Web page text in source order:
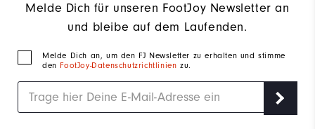
Melde Dich für unseren FootJoy Newsletter an
und bleibe auf dem Laufenden.
Melde Dich an, um den FJ Newsletter zu erhalten und stimme
den FootJoy-Datenschutzrichtlinienzu.